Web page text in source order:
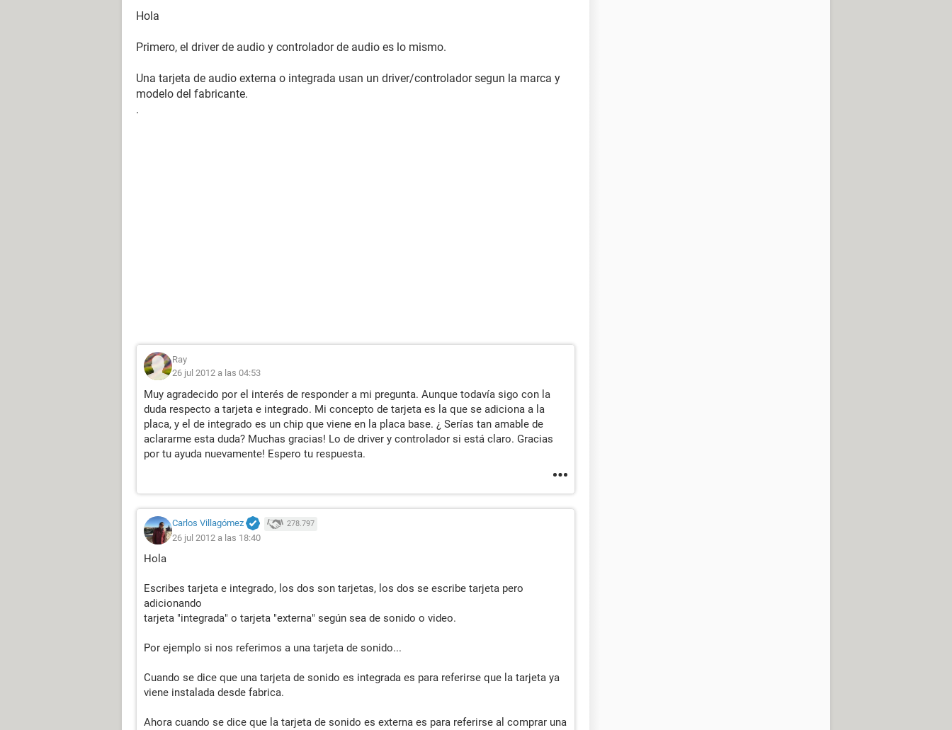
Hola
Primero, el driver de audio y controlador de audio es lo mismo.
Una tarjeta de audio externa o integrada usan un driver/controlador segun la marca y
modelo del fabricante.
.
Ray
26 jul 2012 a las 04:53
Muy agradecido por el interés de responder a mi pregunta. Aunque todavía sigo con la
duda respecto a tarjeta e integrado. Mi concepto de tarjeta es la que se adiciona a la
placa, y el de integrado es un chip que viene en la placa base. ¿ Serías tan amable de
aclararme esta duda? Muchas gracias! Lo de driver y controlador si está claro. Gracias
por tu ayuda nuevamente! Espero tu respuesta.
Carlos Villagómez 278.797
26 jul 2012 a las 18:40
Hola
Escribes tarjeta e integrado, los dos son tarjetas, los dos se escribe tarjeta pero
adicionando
tarjeta "integrada" o tarjeta "externa" según sea de sonido o video.
Por ejemplo si nos referimos a una tarjeta de sonido...
Cuando se dice que una tarjeta de sonido es integrada es para referirse que la tarjeta ya
viene instalada desde fabrica.
Ahora cuando se dice que la tarjeta de sonido es externa es para referirse al comprar una